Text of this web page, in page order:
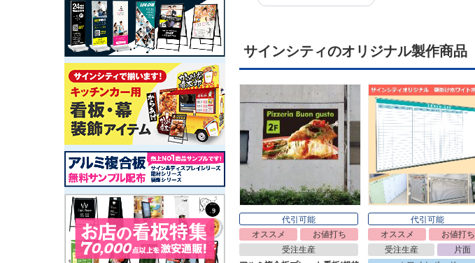
サインシティのオリジナル製作商品
代引可能
オススメ
お値打ち
受注生産
代引可能
オススメ
お値打ち
受注生産
片面